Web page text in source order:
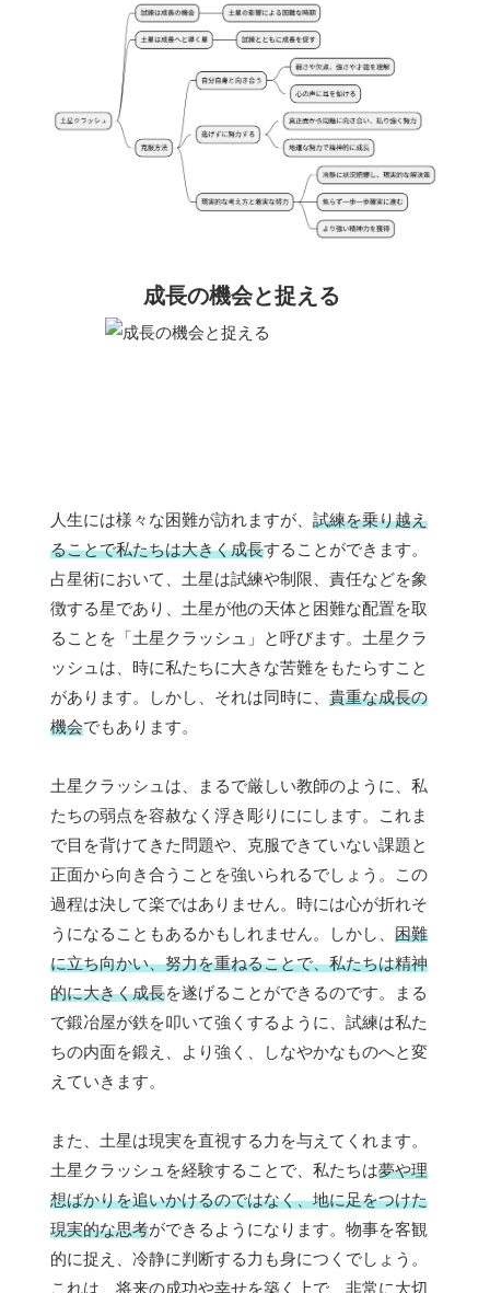
成長の機会と捉える
人生には様々な困難が訪れますが、 試練を乗り越え
ることで私たちは大きく成長することができます。
占星術において、土星は試練や制限、責任などを象
徴する星であり、土星が他の天体と困難な配置を取
ることを「土星クラッシュ」と呼びます。土星クラ
ッシュは、時に私たちに大きな苦難をもたらすこと
があります。しかし、それは同時に、 貴重な成長の
機会でもあります。
土星クラッシュは、まるで厳しい教師のように、私
たちの弱点を容赦なく浮き彫りににします。これま
で目を背けてきた問題や、克服できていない課題と
正面から向き合うことを強いられるでしょう。この
過程は決して楽ではありません。時には心が折れそ
うになることもあるかもしれません。しかし、 困難
に立ち向かい、努力を重ねることで、私たちは精神
的に大きく成長を遂げることができるのです。まる
で鍛冶屋が鉄を叩いて強くするように、試練は私た
ちの内面を鍛え、より強く、しなやかなものへと変
えていきます。
また、土星は現実を直視する力を与えてくれます。
土星クラッシュを経験することで、私たちは夢や理
想ばかりを追いかけるのではなく、地に足をつけた
現実的な思考ができるようになります。物事を客観
的に捉え、冷静に判断する力も身につくでしょう。
これは、将来の成功や幸せを築く上で、非常に大切